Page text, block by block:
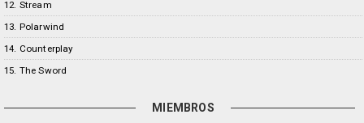
12. Stream
13. Polarwind
14. Counterplay
15. The Sword
MIEMBROS